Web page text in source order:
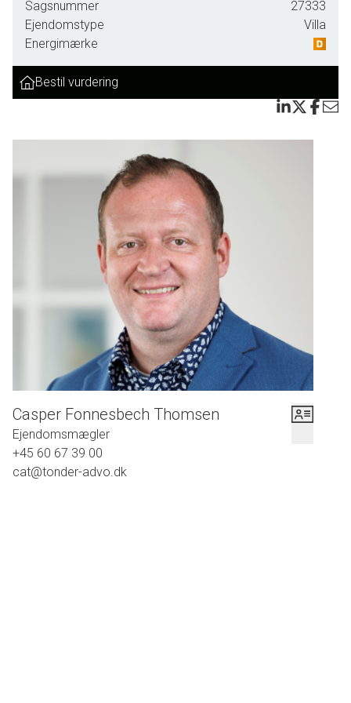
Sagsnummer
27333
Ejendomstype
Villa
Energimærke
Bestil vurdering
Casper Fonnesbech Thomsen
Ejendomsmægler
+45 60 67 39 00
cat@tonder-advo.dk